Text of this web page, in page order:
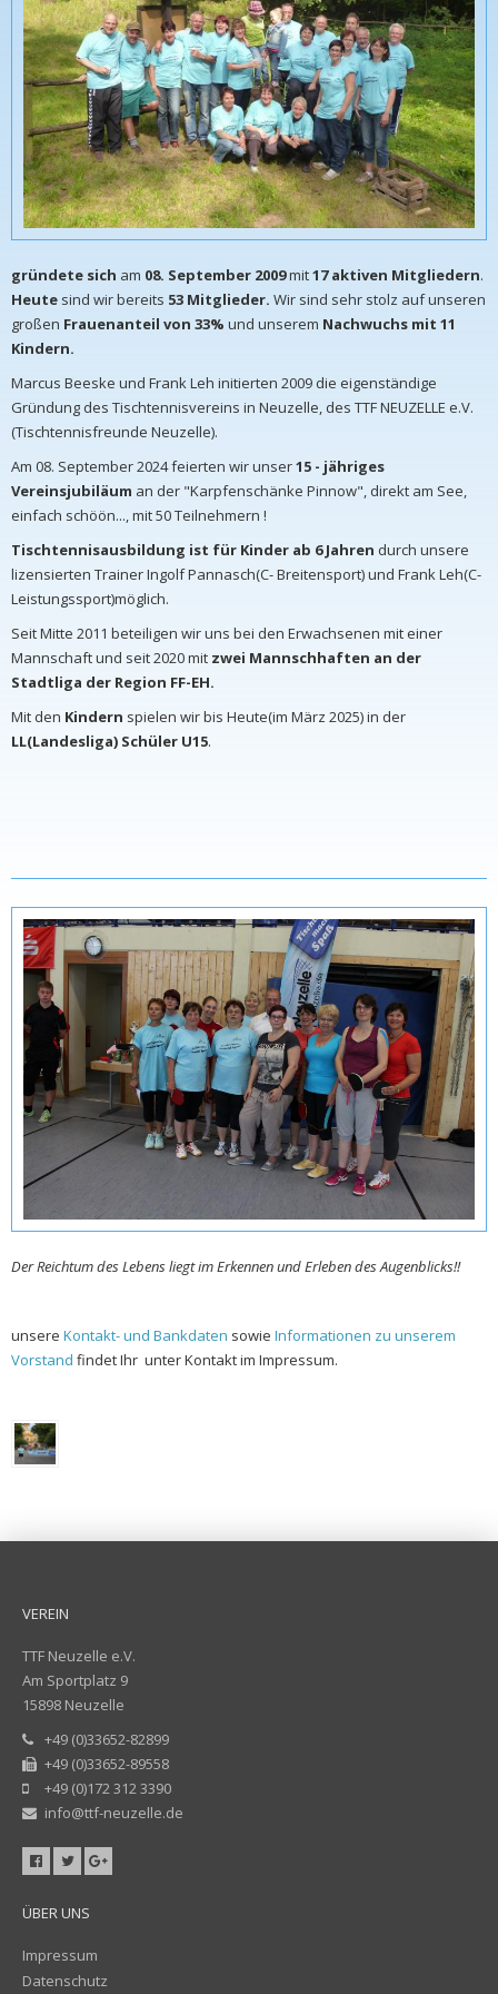
gründete sich am 08. September 2009mit17 aktiven Mitgliedern.
Heute sind wir bereits 53 Mitglieder. Wir sind sehr stolz auf unseren
großen Frauenanteil von 33% und unserem Nachwuchs mit 11
Kindern.
Marcus Beeske und Frank Leh initierten 2009 die eigenständige
Gründung des Tischtennisvereins in Neuzelle, des TTF NEUZELLE e.V.
(Tischtennisfreunde Neuzelle).
Am 08. September 2024 feierten wir unser15 - jähriges
Vereinsjubiläum an der "Karpfenschänke Pinnow", direkt am See,
einfach schöön..., mit 50 Teilnehmern !
Tischtennisausbildung ist für Kinder ab 6 Jahren durch unsere
lizensierten Trainer Ingolf Pannasch(C- Breitensport) und Frank Leh(C-
Leistungssport)möglich.
Seit Mitte 2011 beteiligen wir uns bei den Erwachsenen mit einer
Mannschaft und seit 2020 mit zwei Mannschhaften an der
Stadtliga der Region FF-EH.
Mit den Kindern spielen wir bis Heute(im März 2025) in der
LL(Landesliga) Schüler U15.
Der Reichtum des Lebens liegt im Erkennen und Erleben des Augenblicks!!
unsere Kontakt- und Bankdaten sowie Informationen zu unserem
Vorstand findet Ihr unter Kontakt im Impressum.
VEREIN
TTF Neuzelle e.V.
Am Sportplatz 9
15898 Neuzelle
+49 (0)33652-82899
+49 (0)33652-89558
+49 (0)172 312 3390
info@ttf-neuzelle.de
ÜBER UNS
Impressum
Datenschutz